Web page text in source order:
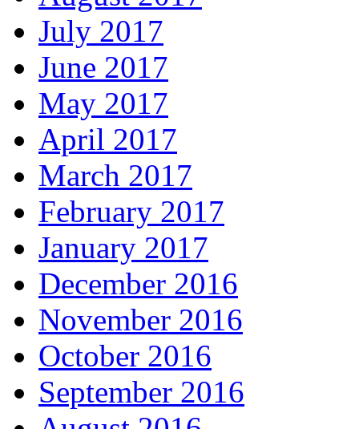
July 2017
June 2017
May 2017
April 2017
March 2017
February 2017
January 2017
December 2016
November 2016
October 2016
September 2016